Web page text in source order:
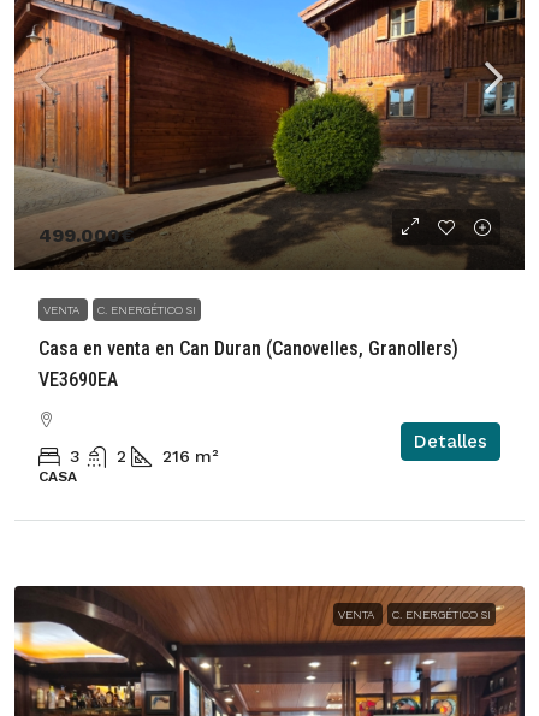
499.000€
VENTA C. ENERGÉTICO SI
Casa en venta en Can Duran (Canovelles, Granollers)
VE3690EA
3 2 216 m²
CASA
Detalles
VENTA C. ENERGÉTICO SI